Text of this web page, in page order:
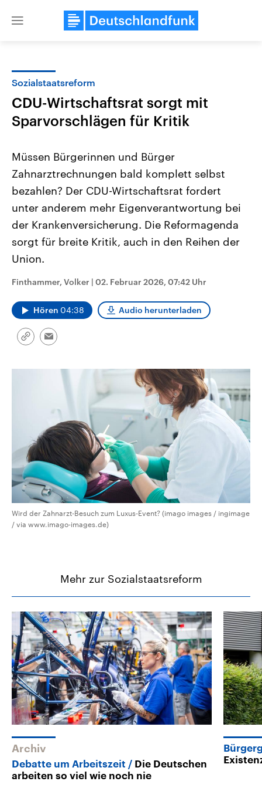
Close
Landtagswahl Sachsen-Anhalt
2026
Alle Informationen
September 2026 einen neuen
Bundesland von einer Koalition aus
Umfragen, Prognosen,
Wahlprogramme, aktuelle Berichte
und Kandidaten der anstehenden
Wahl.
USA
Aktuelle Beiträge,
Hintergründe
Wirtschaftlich und
gehören die Vereinigten
Audio-Archiv
Sozialstaatsreform
CDU-Wirtschaftsrat sorgt mit
Sparvorschlägen für Kritik
Müssen Bürgerinnen und Bürger
Zahnarztrechnungen bald komplett selbst
bezahlen? Der CDU-Wirtschaftsrat fordert
unter anderem mehr Eigenverantwortung bei
der Krankenversicherung. Die Reformagenda
sorgt für breite Kritik, auch in den Reihen der
Union.
Finthammer, Volker | 02. Februar 2026, 07:42 Uhr
Hören 04:38 Audio herunterladen
Link
Email
Wird der Zahnarzt-Besuch zum Luxus-Event? (imago images / ingimage
/ via www.imago-images.de)
Mehr zur Sozialstaatsreform
Archiv
Debatte um Arbeitszeit
Die Deutschen
arbeiten so viel wie noch nie